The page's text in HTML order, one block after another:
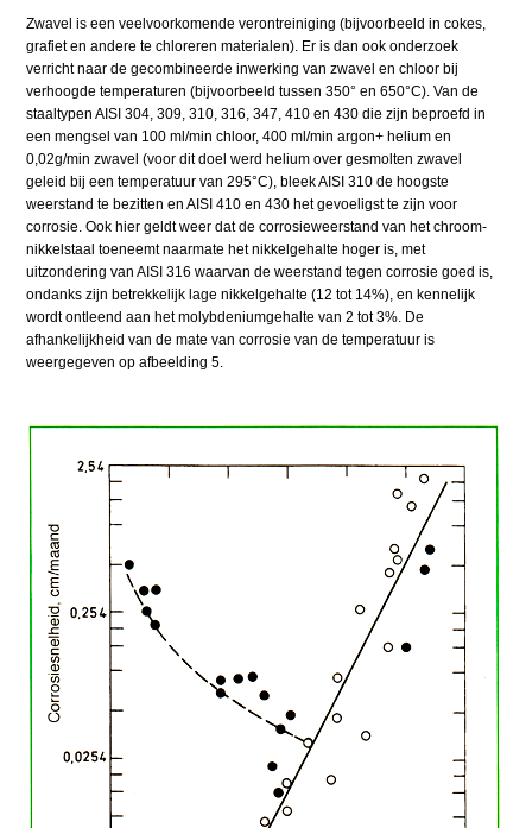
Zwavel is een veelvoorkomende verontreiniging (bijvoorbeeld in cokes,
grafiet en andere te chloreren materialen). Er is dan ook onderzoek
verricht naar de gecombineerde inwerking van zwavel en chloor bij
verhoogde temperaturen (bijvoorbeeld tussen 350° en 650°C). Van de
staaltypen AISI 304, 309, 310, 316, 347, 410 en 430 die zijn beproefd in
een mengsel van 100 ml/min chloor, 400 ml/min argon+ helium en
0,02g/min zwavel (voor dit doel werd helium over gesmolten zwavel
geleid bij een temperatuur van 295°C), bleek AISI 310 de hoogste
weerstand te bezitten en AISI 410 en 430 het gevoeligst te zijn voor
corrosie. Ook hier geldt weer dat de corrosieweerstand van het chroom-
nikkelstaal toeneemt naarmate het nikkelgehalte hoger is, met
uitzondering van AISI 316 waarvan de weerstand tegen corrosie goed is,
ondanks zijn betrekkelijk lage nikkelgehalte (12 tot 14%), en kennelijk
wordt ontleend aan het molybdeniumgehalte van 2 tot 3%. De
afhankelijkheid van de mate van corrosie van de temperatuur is
weergegeven op afbeelding 5.